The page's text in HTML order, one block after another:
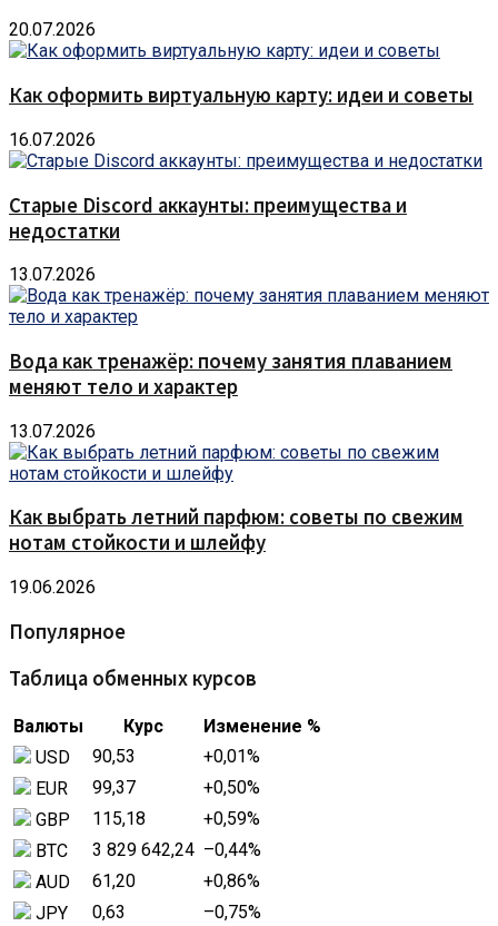
20.07.2026
Как оформить виртуальную карту: идеи и советы
16.07.2026
Старые Discord аккаунты: преимущества и
недостатки
13.07.2026
Вода как тренажёр: почему занятия плаванием
меняют тело и характер
13.07.2026
Как выбрать летний парфюм: советы по свежим
нотам стойкости и шлейфу
19.06.2026
Популярное
Таблица обменных курсов
Валюты Курс
Изменение %
USD
90,53 +0,01%
EUR
99,37 +0,50%
GBP
115,18 +0,59%
BTC
3 829 642,24 –0,44%
AUD
61,20 +0,86%
JPY
0,63 –0,75%